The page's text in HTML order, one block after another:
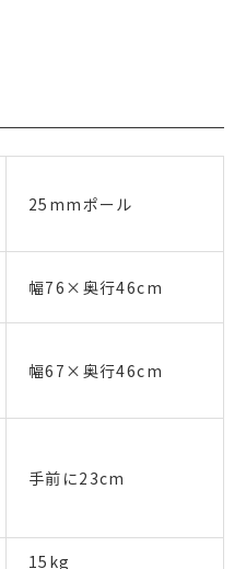
25mmポール
幅76×奥行46cm
幅67×奥行46cm
手前に23cm
15kg